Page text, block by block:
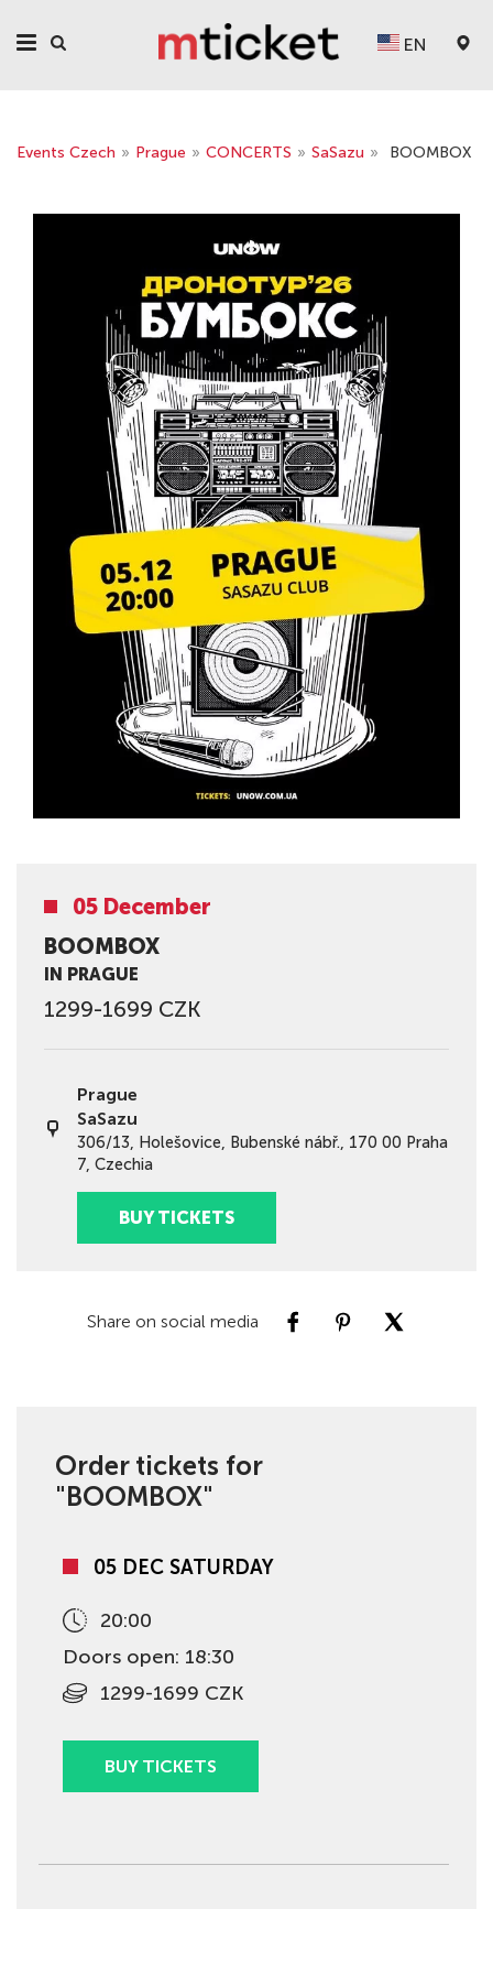
EN
Events Czech » Prague » CONCERTS » SaSazu » BOOMBOX
05 December
BOOMBOX
IN PRAGUE
1299-1699 CZK
Prague
SaSazu
306/13, Holešovice, Bubenské nábř., 170 00 Praha
7, Czechia
BUY TICKETS
Share on social media
Order tickets for
"BOOMBOX"
05 DEC SATURDAY
20:00
Doors open: 18:30
1299-1699 CZK
BUY TICKETS